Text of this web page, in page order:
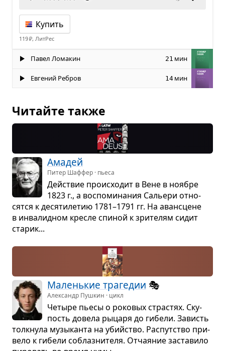
Купить
119 ₽, ЛитРес
Павел Ломакин 21 мин
Евгений Ребров 14 мин
Читайте также
Ама­дей
Питер Шаффер · пьеса
Действие про­ис­хо­дит в Вене в ноя­бре
1823 г., а вос­по­ми­на­ния Сальери отно­
сятся к деся­ти­ле­тию 1781–1791 гг. На аван­сцене
в инва­лид­ном кре­сле спи­ной к зри­те­лям сидит
ста­рик...
Малень­кие тра­ге­дии 🎭
Александр Пушкин · цикл
Четыре пьесы о роко­вых страс­тях. Ску­
пость довела рыцаря до гибели. Зависть
толк­нула музы­канта на убийство. Рас­пут­ство при­
вело к гибели соблаз­ни­теля. Отча­я­ние заста­вило